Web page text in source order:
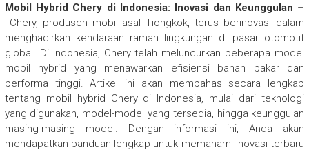
Mobil Hybrid Chery di Indonesia: Inovasi dan Keunggulan –
Chery, produsen mobil asal Tiongkok, terus berinovasi dalam
menghadirkan kendaraan ramah lingkungan di pasar otomotif
global. Di Indonesia, Chery telah meluncurkan beberapa model
mobil hybrid yang menawarkan efisiensi bahan bakar dan
performa tinggi. Artikel ini akan membahas secara lengkap
tentang mobil hybrid Chery di Indonesia, mulai dari teknologi
yang digunakan, model-model yang tersedia, hingga keunggulan
masing-masing model. Dengan informasi ini, Anda akan
mendapatkan panduan lengkap untuk memahami inovasi terbaru